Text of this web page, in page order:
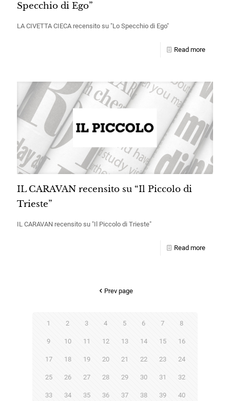
Specchio di Ego”
LA CIVETTA CIECA recensito su "Lo Specchio di Ego"
Read more
IL CARAVAN recensito su “Il Piccolo di
Trieste”
IL CARAVAN recensito su "Il Piccolo di Trieste"
Read more
Prev page
1 2 3 4 5 6 7 8
9 10 11 12 13 14 15 16
17 18 19 20 21 22 23 24
25 26 27 28 29 30 31 32
33 34 35 36 37 38 39 40